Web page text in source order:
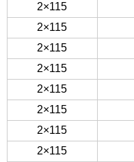
2×115
2×115
2×115
2×115
2×115
2×115
2×115
2×115